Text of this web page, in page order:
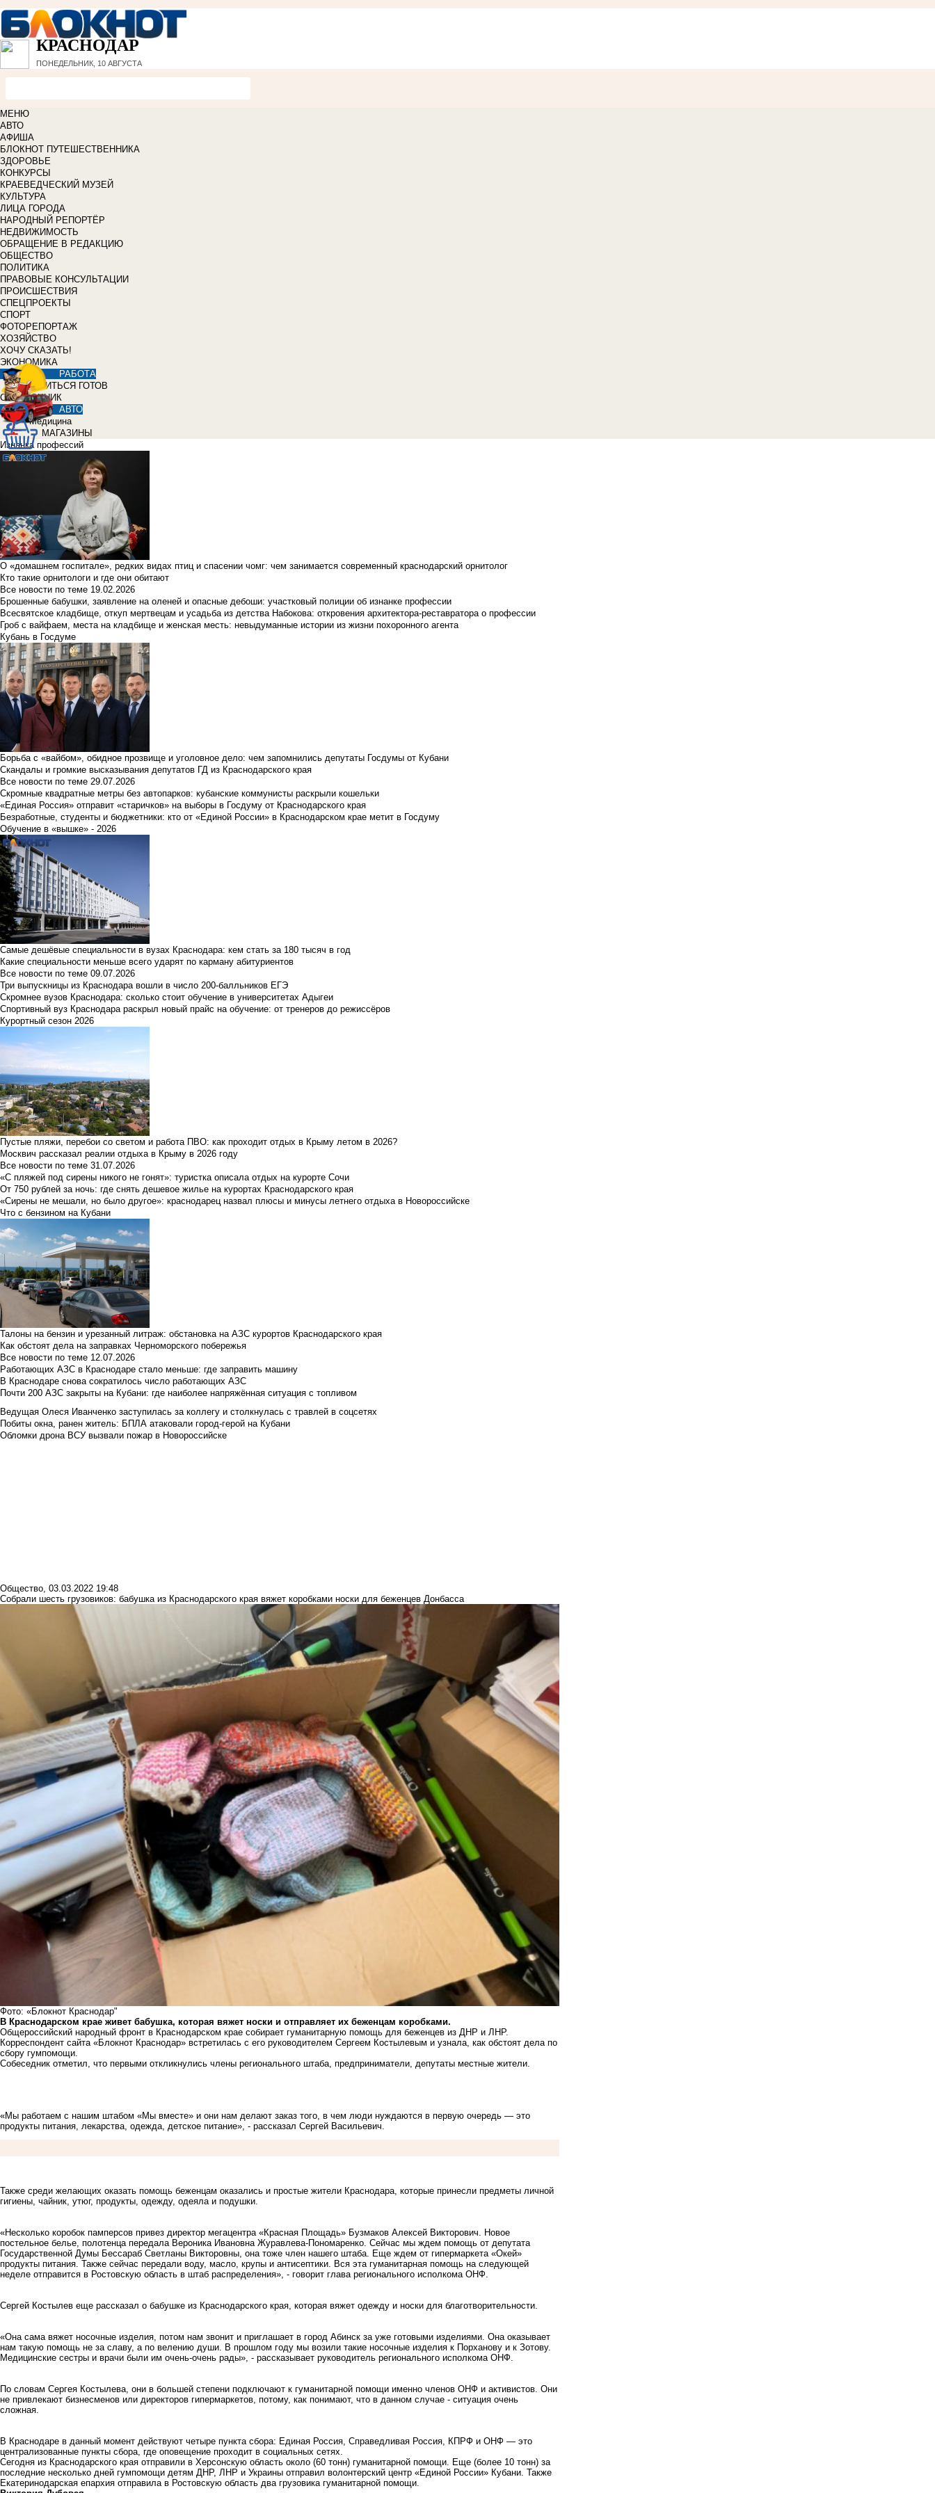
КРАСНОДАР
ПОНЕДЕЛЬНИК, 10 АВГУСТА
МЕНЮ
АВТО
АФИША
БЛОКНОТ ПУТЕШЕСТВЕННИКА
ЗДОРОВЬЕ
КОНКУРСЫ
КРАЕВЕДЧЕСКИЙ МУЗЕЙ
КУЛЬТУРА
ЛИЦА ГОРОДА
НАРОДНЫЙ РЕПОРТЁР
НЕДВИЖИМОСТЬ
ОБРАЩЕНИЕ В РЕДАКЦИЮ
ОБЩЕСТВО
ПОЛИТИКА
ПРАВОВЫЕ КОНСУЛЬТАЦИИ
ПРОИСШЕСТВИЯ
СПЕЦПРОЕКТЫ
СПОРТ
ФОТОРЕПОРТАЖ
ХОЗЯЙСТВО
ХОЧУ СКАЗАТЬ!
ЭКОНОМИКА
РАБОТА
УЧИТЬСЯ ГОТОВ
СПРАВОЧНИК
АВТО
Медицина
МАГАЗИНЫ
Изнанка профессий
О «домашнем госпитале», редких видах птиц и спасении чомг: чем занимается современный краснодарский орнитолог
Кто такие орнитологи и где они обитают
Все новости по теме 19.02.2026
Брошенные бабушки, заявление на оленей и опасные дебоши: участковый полиции об изнанке профессии
Всесвятское кладбище, откуп мертвецам и усадьба из детства Набокова: откровения архитектора-реставратора о профессии
Гроб с вайфаем, места на кладбище и женская месть: невыдуманные истории из жизни похоронного агента
Кубань в Госдуме
Борьба с «вайбом», обидное прозвище и уголовное дело: чем запомнились депутаты Госдумы от Кубани
Скандалы и громкие высказывания депутатов ГД из Краснодарского края
Все новости по теме 29.07.2026
Скромные квадратные метры без автопарков: кубанские коммунисты раскрыли кошельки
«Единая Россия» отправит «старичков» на выборы в Госдуму от Краснодарского края
Безработные, студенты и бюджетники: кто от «Единой России» в Краснодарском крае метит в Госдуму
Обучение в «вышке» - 2026
Самые дешёвые специальности в вузах Краснодара: кем стать за 180 тысяч в год
Какие специальности меньше всего ударят по карману абитуриентов
Все новости по теме 09.07.2026
Три выпускницы из Краснодара вошли в число 200-балльников ЕГЭ
Скромнее вузов Краснодара: сколько стоит обучение в университетах Адыгеи
Спортивный вуз Краснодара раскрыл новый прайс на обучение: от тренеров до режиссёров
Курортный сезон 2026
Пустые пляжи, перебои со светом и работа ПВО: как проходит отдых в Крыму летом в 2026?
Москвич рассказал реалии отдыха в Крыму в 2026 году
Все новости по теме 31.07.2026
«С пляжей под сирены никого не гонят»: туристка описала отдых на курорте Сочи
От 750 рублей за ночь: где снять дешевое жилье на курортах Краснодарского края
«Сирены не мешали, но было другое»: краснодарец назвал плюсы и минусы летнего отдыха в Новороссийске
Что с бензином на Кубани
Талоны на бензин и урезанный литраж: обстановка на АЗС курортов Краснодарского края
Как обстоят дела на заправках Черноморского побережья
Все новости по теме 12.07.2026
Работающих АЗС в Краснодаре стало меньше: где заправить машину
В Краснодаре снова сократилось число работающих АЗС
Почти 200 АЗС закрыты на Кубани: где наиболее напряжённая ситуация с топливом
Ведущая Олеся Иванченко заступилась за коллегу и столкнулась с травлей в соцсетях
Побиты окна, ранен житель: БПЛА атаковали город-герой на Кубани
Обломки дрона ВСУ вызвали пожар в Новороссийске
Общество, 03.03.2022 19:48
Собрали шесть грузовиков: бабушка из Краснодарского края вяжет коробками носки для беженцев Донбасса
Фото: «Блокнот Краснодар"
В Краснодарском крае живет бабушка, которая вяжет носки и отправляет их беженцам коробками.
Общероссийский народный фронт в Краснодарском крае собирает гуманитарную помощь для беженцев из ДНР и ЛНР.
Корреспондент сайта «Блокнот Краснодар» встретилась с его руководителем Сергеем Костылевым и узнала, как обстоят дела по
сбору гумпомощи.
Собеседник отметил, что первыми откликнулись члены регионального штаба, предприниматели, депутаты местные жители.
«Мы работаем с нашим штабом «Мы вместе» и они нам делают заказ того, в чем люди нуждаются в первую очередь — это
продукты питания, лекарства, одежда, детское питание», - рассказал Сергей Васильевич.
Также среди желающих оказать помощь беженцам оказались и простые жители Краснодара, которые принесли предметы личной
гигиены, чайник, утюг, продукты, одежду, одеяла и подушки.
«Несколько коробок памперсов привез директор мегацентра «Красная Площадь» Бузмаков Алексей Викторович. Новое
постельное белье, полотенца передала Вероника Ивановна Журавлева-Пономаренко. Сейчас мы ждем помощь от депутата
Государственной Думы Бессараб Светланы Викторовны, она тоже член нашего штаба. Еще ждем от гипермаркета «Окей»
продукты питания. Также сейчас передали воду, масло, крупы и антисептики. Вся эта гуманитарная помощь на следующей
неделе отправится в Ростовскую область в штаб распределения», - говорит глава регионального исполкома ОНФ.
Сергей Костылев еще рассказал о бабушке из Краснодарского края, которая вяжет одежду и носки для благотворительности.
«Она сама вяжет носочные изделия, потом нам звонит и приглашает в город Абинск за уже готовыми изделиями. Она оказывает
нам такую помощь не за славу, а по велению души. В прошлом году мы возили такие носочные изделия к Порханову и к Зотову.
Медицинские сестры и врачи были им очень-очень рады», - рассказывает руководитель регионального исполкома ОНФ.
По словам Сергея Костылева, они в большей степени подключают к гуманитарной помощи именно членов ОНФ и активистов. Они
не привлекают бизнесменов или директоров гипермаркетов, потому, как понимают, что в данном случае - ситуация очень
сложная.
В Краснодаре в данный момент действуют четыре пункта сбора: Единая Россия, Справедливая Россия, КПРФ и ОНФ — это
централизованные пункты сбора, где оповещение проходит в социальных сетях.
Сегодня из Краснодарского края отправили в Херсонскую область около (60 тонн) гуманитарной помощи. Еще (более 10 тонн) за
последние несколько дней гумпомощи детям ДНР, ЛНР и Украины отправил волонтерский центр «Единой России» Кубани. Также
Екатеринодарская епархия отправила в Ростовскую область два грузовика гуманитарной помощи.